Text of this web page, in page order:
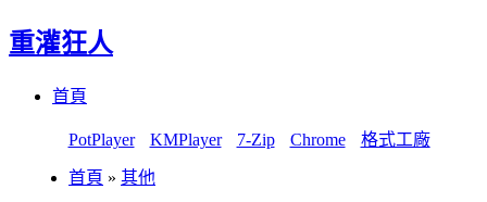
重灌狂人
首頁
PotPlayer KMPlayer 7-Zip Chrome 格式工廠
首頁 » 其他